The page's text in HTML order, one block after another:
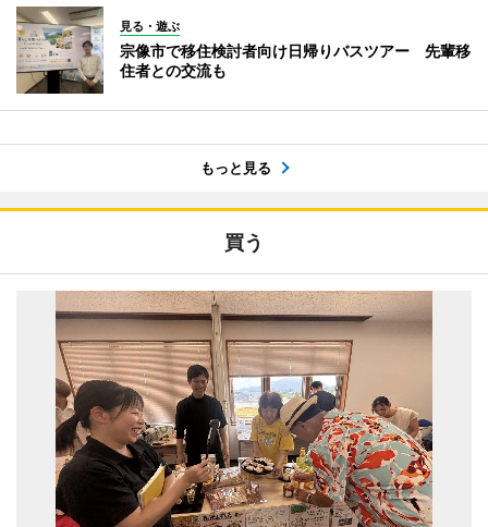
見る・遊ぶ
宗像市で移住検討者向け日帰りバスツアー 先輩移
住者との交流も
もっと見る
買う